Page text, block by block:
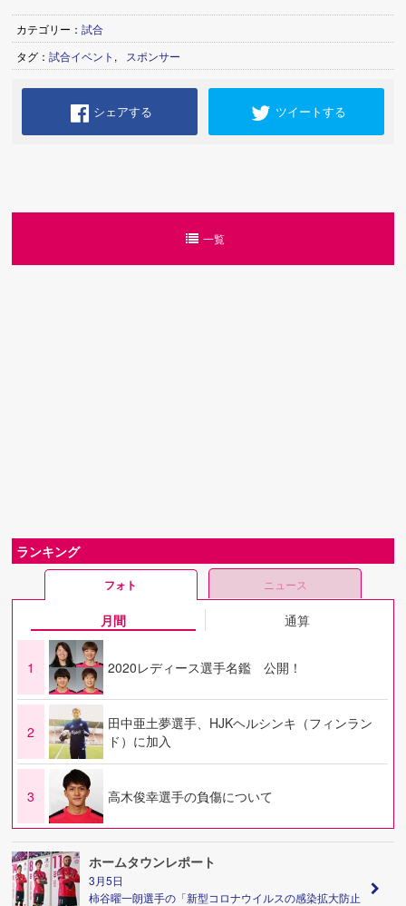
カテゴリー：試合
タグ：試合イベント , スポンサー
シェアする ツイートする
一覧
ランキング
フォト ニュース
月間 通算
1 2020レディース選手名鑑 公開！
2
田中亜土夢選手、HJKヘルシンキ（フィンラン
ド）に加入
3 高木俊幸選手の負傷について
ホームタウンレポート
3月5日
柿谷曜一朗選手の「新型コロナウイルスの感染拡大防止